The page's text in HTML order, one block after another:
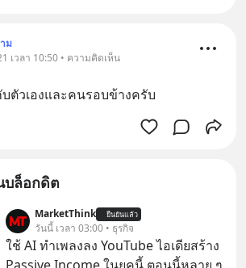
ม
เวลา 10:50 • ความคิดเห็น
ตัวเองและคนรอบข้างครับ
บล็อกดิต
MarketThink ยืนยันแล้ว
วันนี้ เวลา 03:00 • ธุรกิจ
ใช้ AI ทำเพลงลง YouTube ไอเดียสร้าง